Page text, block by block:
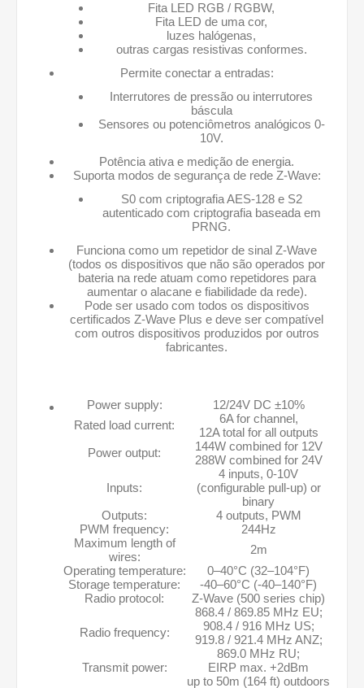
Fita LED RGB / RGBW,
Fita LED de uma cor,
luzes halógenas,
outras cargas resistivas conformes.
Permite conectar a entradas:
Interrutores de pressão ou interrutores
báscula
Sensores ou potenciômetros analógicos 0-
10V.
Potência ativa e medição de energia.
Suporta modos de segurança de rede Z-Wave:
S0 com criptografia AES-128 e S2
autenticado com criptografia baseada em
PRNG.
Funciona como um repetidor de sinal Z-Wave
(todos os dispositivos que não são operados por
bateria na rede atuam como repetidores para
aumentar o alacane e fiabilidade da rede).
Pode ser usado com todos os dispositivos
certificados Z-Wave Plus e deve ser compatível
com outros dispositivos produzidos por outros
fabricantes.
Power supply:
12/24V DC ±10%
Rated load current:
6A for channel,
12A total for all outputs
Power output:
144W combined for 12V
288W combined for 24V
Inputs:
4 inputs, 0-10V
(configurable pull-up) or
binary
Outputs:
4 outputs, PWM
PWM frequency:
244Hz
Maximum length of
wires:
2m
Operating temperature:
0–40°C (32–104°F)
Storage temperature:
-40–60°C (-40–140°F)
Radio protocol:
Z-Wave (500 series chip)
Radio frequency:
868.4 / 869.85 MHz EU;
908.4 / 916 MHz US;
919.8 / 921.4 MHz ANZ;
869.0 MHz RU;
Transmit power:
EIRP max. +2dBm
up to 50m (164 ft) outdoors